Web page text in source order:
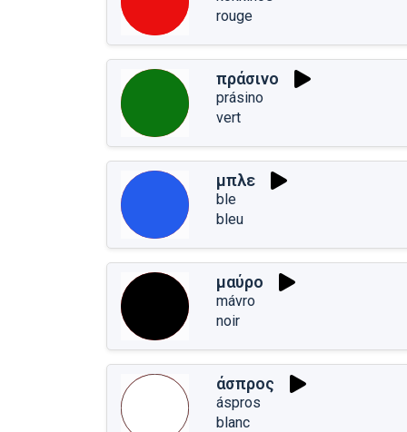
rouge
πράσινο
prásino
vert
μπλε
ble
bleu
μαύρο
mávro
noir
άσπρος
áspros
blanc